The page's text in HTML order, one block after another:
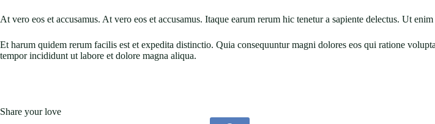
At vero eos et accusamus. At vero eos et accusamus. Itaque earum rerum hic tenetur a sapiente delectus. Ut
Et harum quidem rerum facilis est et expedita distinctio. Quia consequuntur magni dolores eos qui ratione
tempor incididunt ut labore et dolore magna aliqua.
Share your love